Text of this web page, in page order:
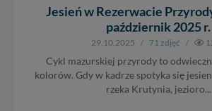
Jesień w Rezerwacie
październik 2025 r.
29.10.2025 / 71 zdjęć /
Cykl mazurskiej przyrody to
kolorów. Gdy w kadrze spotyka się
rzeka Krutynia, jezioro...